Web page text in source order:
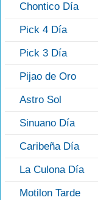
Chontico Día
Pick 4 Día
Pick 3 Día
Pijao de Oro
Astro Sol
Sinuano Día
Caribeña Día
La Culona Día
Motilon Tarde